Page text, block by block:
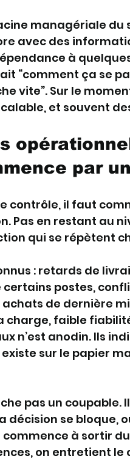
managériale du
avec des
à
“comment ça se
vite”. Sur le
et souvent
par
contrôle, il faut
Pas en restant au
qui se répètent
: retards de
postes,
de dernière
charge, faible
n’est anodin. Ils
sur le papier
pas un coupable.
décision se bloque,
commence à sortir
on entretient le